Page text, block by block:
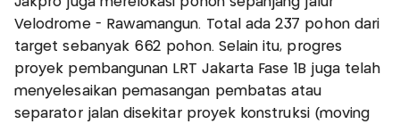
Velodrome - Rawamangun. Total ada 237 pohon dari
target sebanyak 662 pohon. Selain itu, progres
proyek pembangunan LRT Jakarta Fase 1B juga telah
menyelesaikan pemasangan pembatas atau
separator jalan disekitar proyek konstruksi (moving